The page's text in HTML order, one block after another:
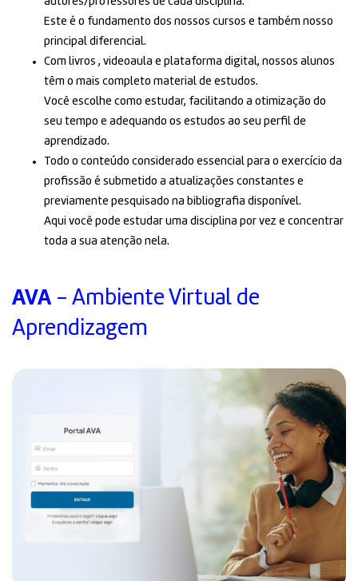
Este é o fundamento dos nossos cursos e também nosso
principal diferencial.
Com livros , videoaula e plataforma digital, nossos alunos
têm o mais completo material de estudos.
Você escolhe como estudar, facilitando a otimização do
seu tempo e adequando os estudos ao seu perfil de
aprendizado.
Todo o conteúdo considerado essencial para o exercício da
profissão é submetido a atualizações constantes e
previamente pesquisado na bibliografia disponível.
Aqui você pode estudar uma disciplina por vez e concentrar
toda a sua atenção nela.
AVA - Ambiente Virtual de
Aprendizagem